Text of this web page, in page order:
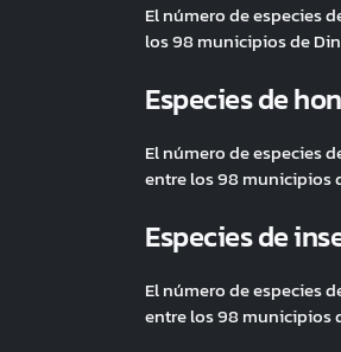
El número de especies
los 98 municipios de
Especies de
El número de especies
entre los 98 municipios
Especies de
El número de especies
entre los 98 municipios